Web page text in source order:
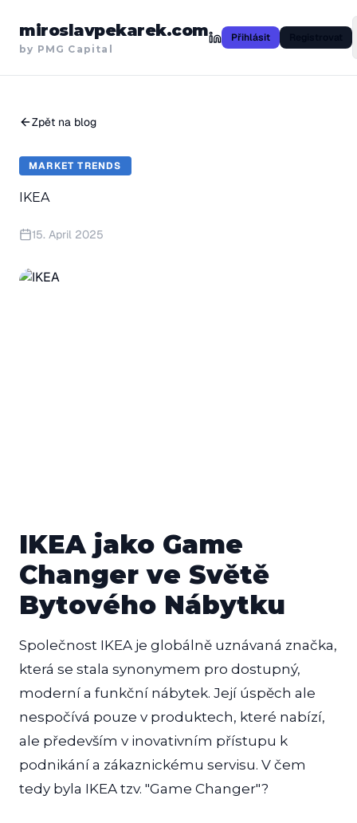
miroslavpekarek.com
by PMG Capital
Přihlásit
Zpět na blog
MARKET TRENDS
IKEA
15. April 2025
IKEA jako Game
Changer ve Světě
Bytového Nábytku
Společnost IKEA je globálně uznávaná značka,
která se stala synonymem pro dostupný,
moderní a funkční nábytek. Její úspěch ale
nespočívá pouze v produktech, které nabízí,
ale především v inovativním přístupu k
podnikání a zákaznickému servisu. V čem
tedy byla IKEA tzv. "Game Changer"?